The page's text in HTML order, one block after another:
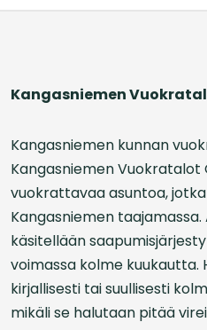
Kangasniemen
Kangasniemen kunnan
Kangasniemen Vuokratalot
vuokrattavaa asuntoa,
Kangasniemen
käsitellään
voimassa kolme kuukautta.
kirjallisesti tai suullisesti
mikäli se halutaan pitää